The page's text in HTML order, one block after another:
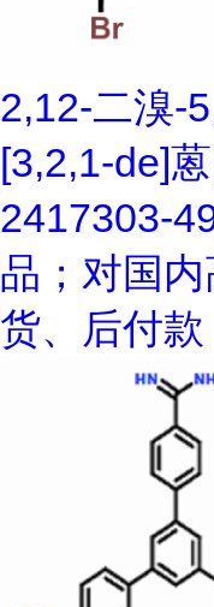
2,12-二溴-
[3,2,1-de]
2417303-
品；对国
货、后付款